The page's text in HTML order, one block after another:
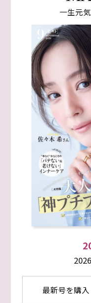
一生元
最新号を購入